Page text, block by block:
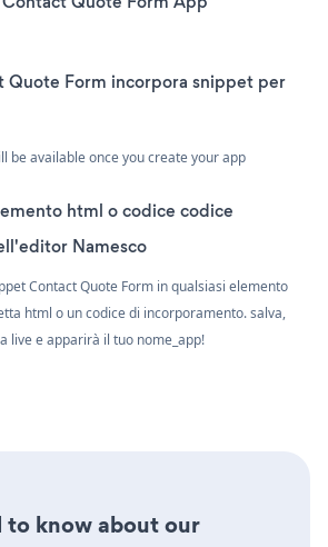
Quote Form incorpora snippet per
be available once you create your app
html o codice codice
Namesco
Contact Quote Form in qualsiasi elemento
html o un codice di incorporamento. salva,
live e apparirà il tuo nome_app!
to know about our